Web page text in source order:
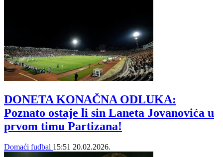
DONETA KONAČNA ODLUKA:
Poznato ostaje li sin Laneta Jovanovića u
prvom timu Partizana!
Domaći fudbal 15:51 20.02.2026.